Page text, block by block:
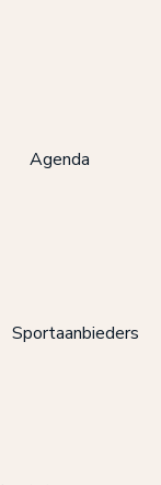
Agenda
Sportaanbieders